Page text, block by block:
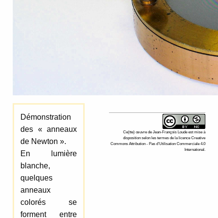
Démonstration
des « anneaux
de Newton ».
En lumière
blanche,
quelques
anneaux
colorés se
forment entre
Ce(tte) œuvre de Jean-François Loude est mise à
disposition selon les termes de la licence Creative
Commons Attribution - Pas d’Utilisation Commerciale 4.0
International.